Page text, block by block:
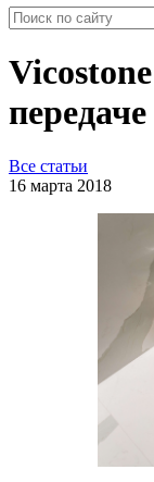
Все статьи
16 марта 2018